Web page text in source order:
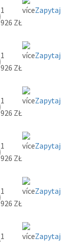
1
926 ZŁ
Zapytaj
1
926 ZŁ
Zapytaj
1
926 ZŁ
Zapytaj
1
926 ZŁ
Zapytaj
1
926 ZŁ
Zapytaj
1
Zapytaj